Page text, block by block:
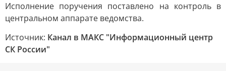
Исполнение поручения поставлено на контроль в
центральном аппарате ведомства.
Источник: Канал в МАКС "Информационный центр
СК России"